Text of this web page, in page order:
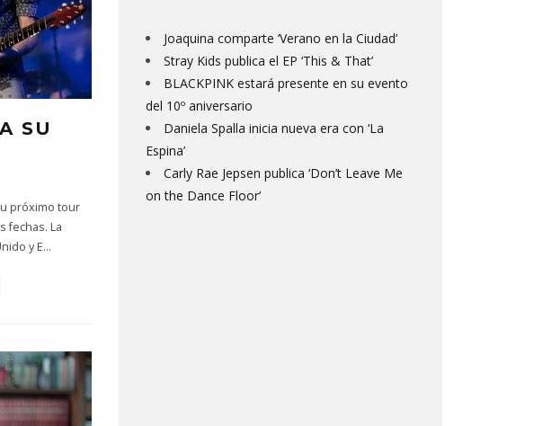
SU
próximo tour
fechas. La
y E...
Joaquina comparte ‘Verano en la Ciudad’
Stray Kids publica el EP ‘This & That’
BLACKPINK estará presente en su evento
del 10º aniversario
Daniela Spalla inicia nueva era con ‘La
Espina’
Carly Rae Jepsen publica ‘Don’t Leave Me
on the Dance Floor’